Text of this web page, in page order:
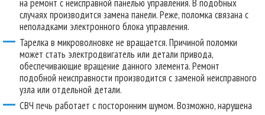
на ремонт с неисправной панелью управления. В подобных
случаях производится замена панели. Реже, поломка связана с
неполадками электронного блока управления.
Тарелка в микроволновке не вращается. Причиной поломки
может стать электродвигатель или детали привода,
обеспечивающие вращение данного элемента. Ремонт
подобной неисправности производится с заменой неисправного
узла или отдельной детали.
СВЧ печь работает с посторонним шумом. Возможно, нарушена